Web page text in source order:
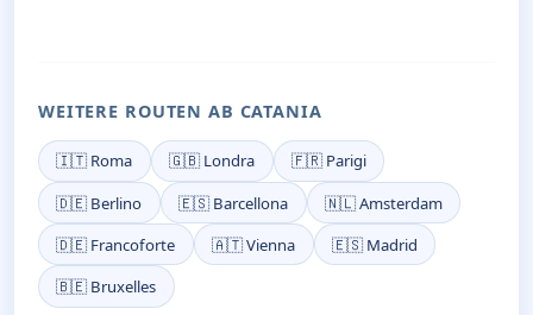
WEITERE ROUTEN AB CATANIA
🇮🇹 Roma 🇬🇧 Londra
🇫🇷 Parigi
🇩🇪 Berlino
🇪🇸 Barcellona
🇳🇱 Amsterdam
🇩🇪 Francoforte
🇦🇹 Vienna
🇪🇸 Madrid
🇧🇪 Bruxelles